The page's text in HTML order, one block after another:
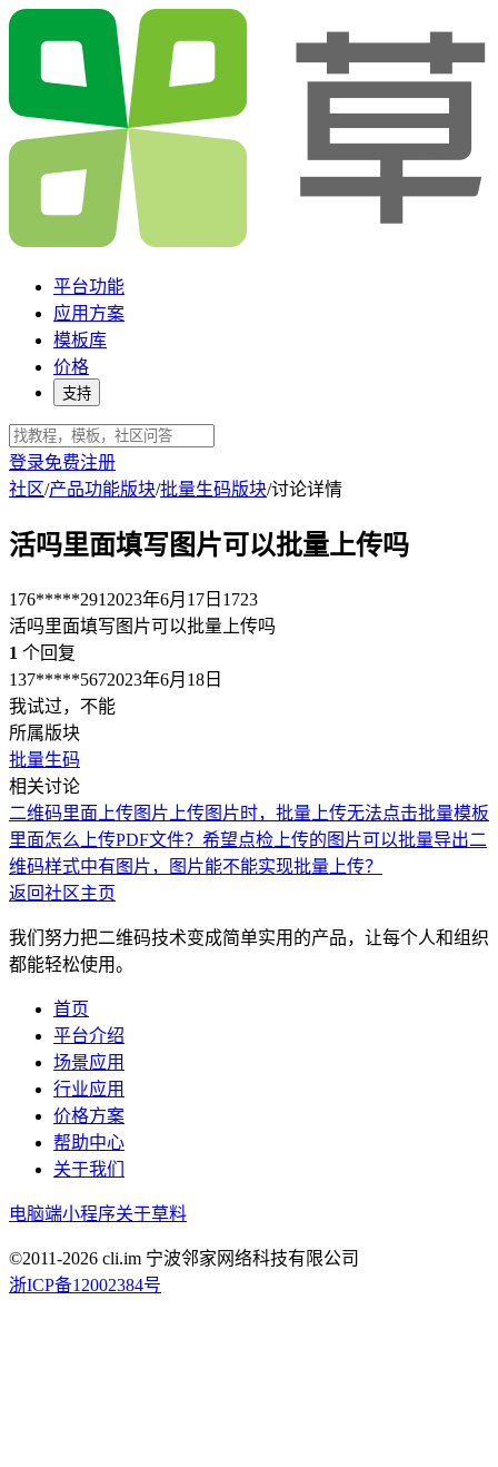
平台功能
应用方案
模板库
价格
支持
登录免费注册
社区/产品功能版块/批量生码版块/讨论详情
活吗里面填写图片可以批量上传吗
176*****291 2023年6月17日 1723
活吗里面填写图片可以批量上传吗
1 个回复
137*****5672023年6月18日
我试过，不能
所属版块
批量生码
相关讨论
二维码里面上传图片 上传图片时，批量上传无法点击批量模板
里面怎么上传PDF文件？ 希望点检上传的图片可以批量导出二
维码样式中有图片，图片能不能实现批量上传？
返回社区主页
我们努力把二维码技术变成简单实用的产品，让每个人和组织
都能轻松使用。
首页
平台介绍
场景应用
行业应用
价格方案
帮助中心
关于我们
电脑端小程序关于草料
©2011-2026 cli.im 宁波邻家网络科技有限公司
浙ICP备12002384号